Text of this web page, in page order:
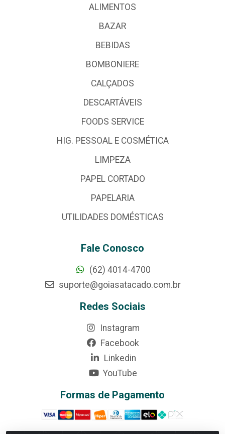
ALIMENTOS
BAZAR
BEBIDAS
BOMBONIERE
CALÇADOS
DESCARTÁVEIS
FOODS SERVICE
HIG. PESSOAL E COSMÉTICA
LIMPEZA
PAPEL CORTADO
PAPELARIA
UTILIDADES DOMÉSTICAS
Fale Conosco
(62) 4014-4700
suporte@goiasatacado.com.br
Redes Sociais
Instagram
Facebook
Linkedin
YouTube
Formas de Pagamento